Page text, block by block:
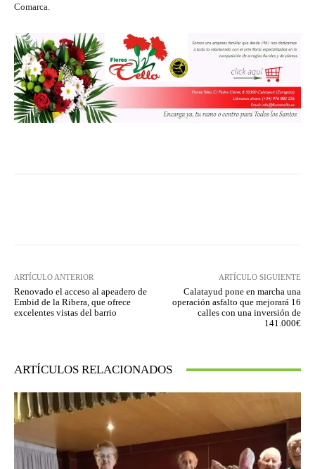
Comarca.
ARTÍCULO ANTERIOR
Renovado el acceso al apeadero de
Embid de la Ribera, que ofrece
excelentes vistas del barrio
ARTÍCULO SIGUIENTE
Calatayud pone en marcha una
operación asfalto que mejorará 16
calles con una inversión de
141.000€
ARTÍCULOS RELACIONADOS